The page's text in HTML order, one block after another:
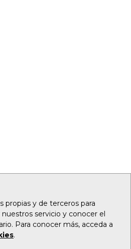
propias y de terceros para
servicio y conocer el
Para conocer más, acceda a
.